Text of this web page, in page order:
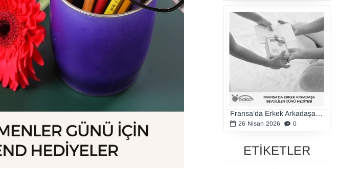
Fransa’da Erkek Arkadaşa Sevgililer Günü Hediyesi
26 Nisan 2026 0
ETİKETLER